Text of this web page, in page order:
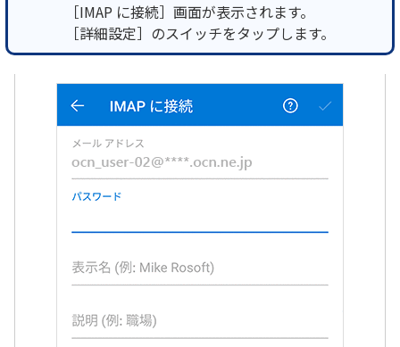
［IMAP に接続］画面が表示されます。
［詳細設定］のスイッチをタップします。